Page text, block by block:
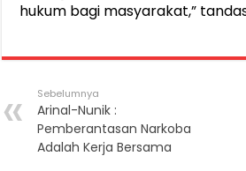
hukum bagi masyarakat,”
Sebelumnya
Arinal-Nunik :
Pemberantasan Narkoba
Adalah Kerja Bersama